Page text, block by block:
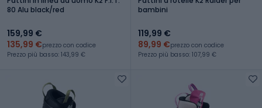
80 Alu black/red
159,99 €
135,99 €prezzo con codice
Prezzo più basso: 143,99 €
bambini
119,99 €
89,99 €prezzo con codice
Prezzo più basso: 107,99 €